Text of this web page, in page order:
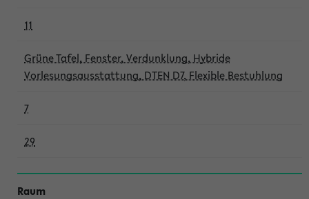
11
Grüne Tafel, Fenster, Verdunklung, Hybride
Vorlesungsausstattung, DTEN D7, Flexible Bestuhlung
7
29